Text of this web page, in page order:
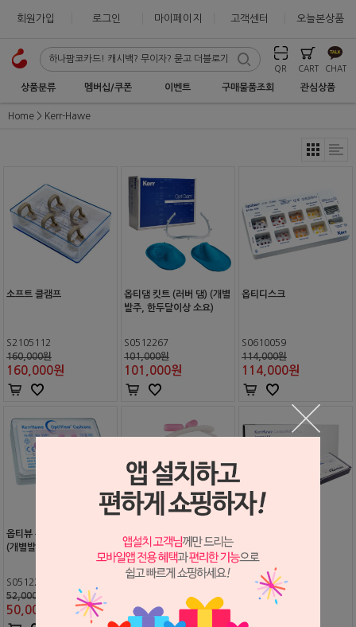
회원가입 로그인 마이페이지 고객센터 오늘본상품
QR CART CHAT
상품분류 멤버십/쿠폰 이벤트 구매물품조회 관심상품
Home Kerr-Hawe
소프트 클램프
S2105112
160,000원
160,000원
옵티댐 킷트 (러버 댐) (개별
발주, 한두달이상 소요)
S0512267
101,000원
101,000원
옵티디스크
S0610059
114,000원
114,000원
옵티뷰 쿠션 리필 (#5501)
(개별발주, 한두달소요)
S0512266
52,000원
50,000 137,000 원
S0602454
149,000원